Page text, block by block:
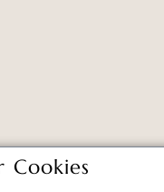
Cookies